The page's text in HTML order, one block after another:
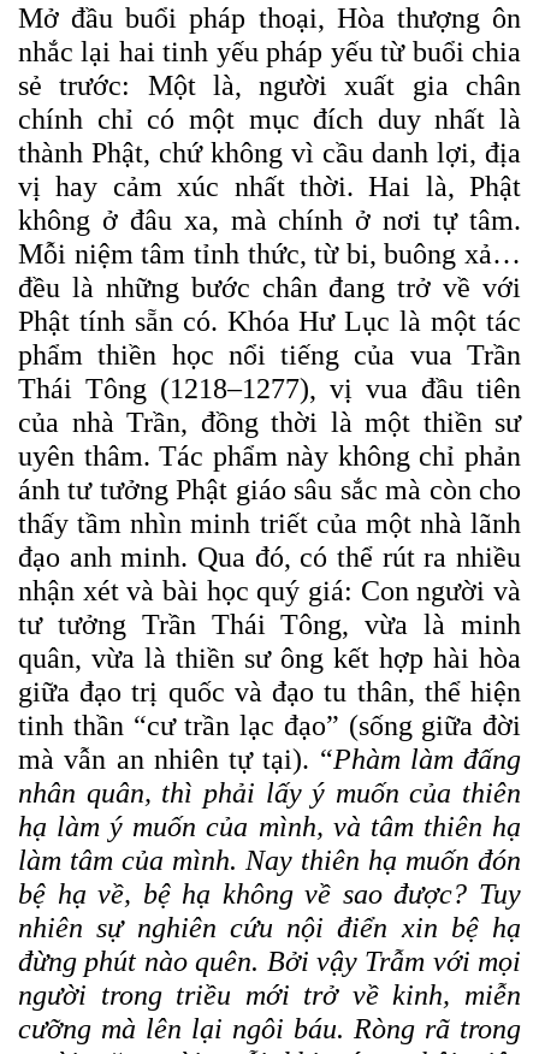
Mở đầu buổi pháp thoại, Hòa thượng ôn
nhắc lại hai tinh yếu pháp yếu từ buổi chia
sẻ trước: Một là, người xuất gia chân
chính chỉ có một mục đích duy nhất là
thành Phật, chứ không vì cầu danh lợi, địa
vị hay cảm xúc nhất thời. Hai là, Phật
không ở đâu xa, mà chính ở nơi tự tâm.
Mỗi niệm tâm tỉnh thức, từ bi, buông xả…
đều là những bước chân đang trở về với
Phật tính sẵn có. Khóa Hư Lục là một tác
phẩm thiền học nổi tiếng của vua Trần
Thái Tông (1218–1277), vị vua đầu tiên
của nhà Trần, đồng thời là một thiền sư
uyên thâm. Tác phẩm này không chỉ phản
ánh tư tưởng Phật giáo sâu sắc mà còn cho
thấy tầm nhìn minh triết của một nhà lãnh
đạo anh minh. Qua đó, có thể rút ra nhiều
nhận xét và bài học quý giá: Con người và
tư tưởng Trần Thái Tông, vừa là minh
quân, vừa là thiền sư ông kết hợp hài hòa
giữa đạo trị quốc và đạo tu thân, thể hiện
tinh thần “cư trần lạc đạo” (sống giữa đời
mà vẫn an nhiên tự tại). “Phàm làm đấng
nhân quân, thì phải lấy ý muốn của thiên
hạ làm ý muốn của mình, và tâm thiên hạ
làm tâm của mình. Nay thiên hạ muốn đón
bệ hạ về, bệ hạ không về sao được? Tuy
nhiên sự nghiên cứu nội điển xin bệ hạ
đừng phút nào quên. Bởi vậy Trẫm với mọi
người trong triều mới trở về kinh, miễn
cưỡng mà lên lại ngôi báu. Ròng rã trong